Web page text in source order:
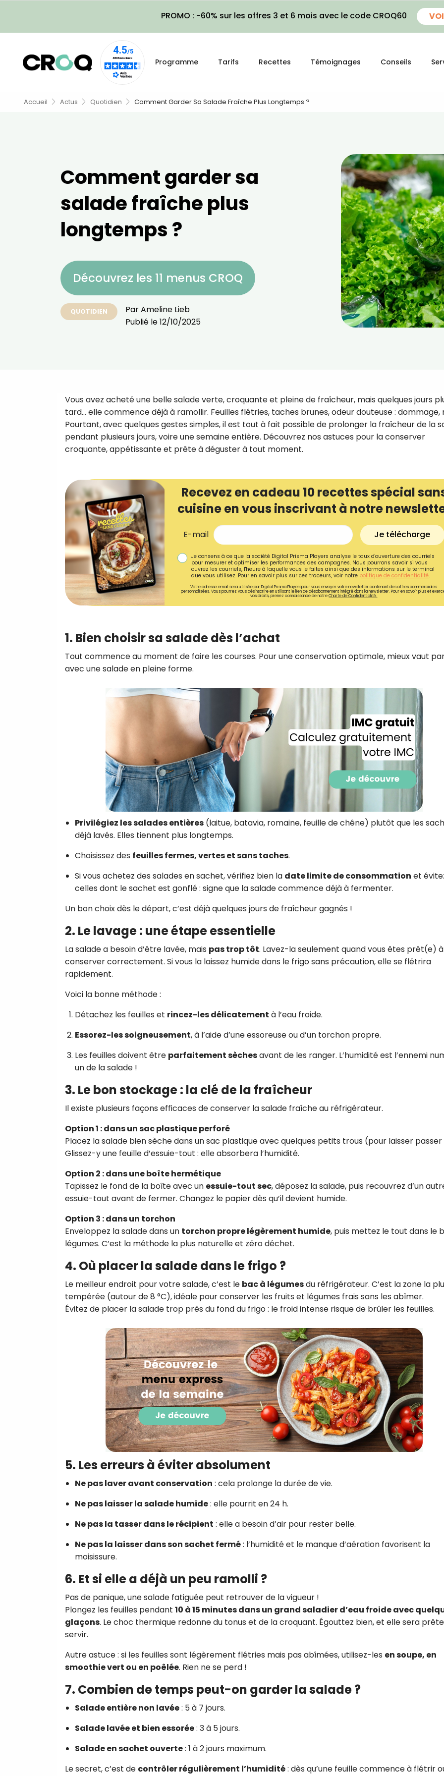
PROMO : -60% sur les offres 3 et 6 mois avec le code CROQ60
Programme Tarifs Recettes Témoignages Conseils
Accueil Actus Quotidien Comment Garder Sa Salade Fraîche Plus Longtemps ?
Comment garder sa
salade fraîche plus
longtemps ?
Découvrez les 11 menus CROQ
QUOTIDIEN ParAmeline Lieb
Publié le12/10/2025
Vous avez acheté une belle salade verte, croquante et pleine de fraîcheur, mais quelques jours
tard… elle commence déjà à ramollir. Feuilles flétries, taches brunes, odeur douteuse : dommage,
Pourtant, avec quelques gestes simples, il est tout à fait possible de prolonger la fraîcheur de la
pendant plusieurs jours, voire une semaine entière. Découvrez nos astuces pour la conserver
croquante, appétissante et prête à déguster à tout moment.
Recevez en cadeau 10 recettes spécial
cuisine en vous inscrivant à notre
E-mail Je télécharge
Je consens à ce que la société Digital Prisma Players analyse le taux d'ouverture des courriels
pour mesurer et optimiser les performances des campagnes. Nous pourrons savoir si vous
ouvrez les courriels, l'heure à laquelle vous le faites ainsi que des informations sur le terminal
que vous utilisez. Pour en savoir plus sur ces traceurs, voir notre politique de confidentialité.
Votre adresse email sera utilisée par Digital Prisma Playerspour vous envoyer votre newsletter contenant des offres commerciales
personnalisées. Vous pourrez vous désinscrire en utilisant le lien de désabonnement intégré dans la newsletter. Pour en savoir plus et
vos droits, prenez connaissance de notreCharte de Confidentialité.
1. Bien choisir sa salade dès l’achat
Tout commence au moment de faire les courses. Pour une conservation optimale, mieux vaut
avec une salade en pleine forme.
Privilégiez les salades entières (laitue, batavia, romaine, feuille de chêne) plutôt que les
déjà lavés. Elles tiennent plus longtemps.
Choisissez des feuilles fermes, vertes et sans taches.
Si vous achetez des salades en sachet, vérifiez bien la date limite de consommation et
celles dont le sachet est gonflé : signe que la salade commence déjà à fermenter.
Un bon choix dès le départ, c’est déjà quelques jours de fraîcheur gagnés !
2. Le lavage : une étape essentielle
La salade a besoin d’être lavée, mais pas trop tôt. Lavez-la seulement quand vous êtes prêt(e)
conserver correctement. Si vous la laissez humide dans le frigo sans précaution, elle se flétrira
rapidement.
Voici la bonne méthode :
Détachez les feuilles et rincez-les délicatement à l’eau froide.
Essorez-les soigneusement, à l’aide d’une essoreuse ou d’un torchon propre.
Les feuilles doivent être parfaitement sèchesavant de les ranger. L’humidité est l’ennemi
un de la salade !
3. Le bon stockage : la clé de la fraîcheur
Il existe plusieurs façons efficaces de conserver la salade fraîche au réfrigérateur.
Option 1 : dans un sac plastique perforé
Placez la salade bien sèche dans un sac plastique avec quelques petits trous (pour laisser passer
Glissez-y une feuille d’essuie-tout : elle absorbera l’humidité.
Option 2 : dans une boîte hermétique
Tapissez le fond de la boîte avec un essuie-tout sec, déposez la salade, puis recouvrez d’un
essuie-tout avant de fermer. Changez le papier dès qu’il devient humide.
Option 3 : dans un torchon
Enveloppez la salade dans un torchon propre légèrement humide, puis mettez le tout dans le
légumes. C’est la méthode la plus naturelle et zéro déchet.
4. Où placer la salade dans le frigo ?
Le meilleur endroit pour votre salade, c’est le bac à légumesdu réfrigérateur. C’est la zone la
tempérée (autour de 8 °C), idéale pour conserver les fruits et légumes frais sans les abîmer.
Évitez de placer la salade trop près du fond du frigo : le froid intense risque de brûler les feuilles.
5. Les erreurs à éviter absolument
Ne pas laver avant conservation : cela prolonge la durée de vie.
Ne pas laisser la salade humide: elle pourrit en 24 h.
Ne pas la tasser dans le récipient : elle a besoin d’air pour rester belle.
Ne pas la laisser dans son sachet fermé: l’humidité et le manque d’aération favorisent la
moisissure.
6. Et si elle a déjà un peu ramolli ?
Pas de panique, une salade fatiguée peut retrouver de la vigueur !
Plongez les feuilles pendant 10 à 15 minutes dans un grand saladier d’eau froide avec
glaçons. Le choc thermique redonne du tonus et de la croquant. Égouttez bien, et elle sera
servir.
Autre astuce : si les feuilles sont légèrement flétries mais pas abîmées, utilisez-les en soupe, en
smoothie vert ou en poêlée. Rien ne se perd !
7. Combien de temps peut-on garder la salade ?
Salade entière non lavée: 5 à 7 jours.
Salade lavée et bien essorée: 3 à 5 jours.
Salade en sachet ouverte: 1 à 2 jours maximum.
Le secret, c’est de contrôler régulièrement l’humidité: dès qu’une feuille commence à flétrir
Recevez gratuitement
Ainsi que la newsletter
CROQ.
Je consens à ce que la société
Prisma Players analyse le taux
des courriels pour mesurer et
performances des campagnes.
Je reçois mon cadeau !
Votre adresse email sera utilisée par Digital Prisma